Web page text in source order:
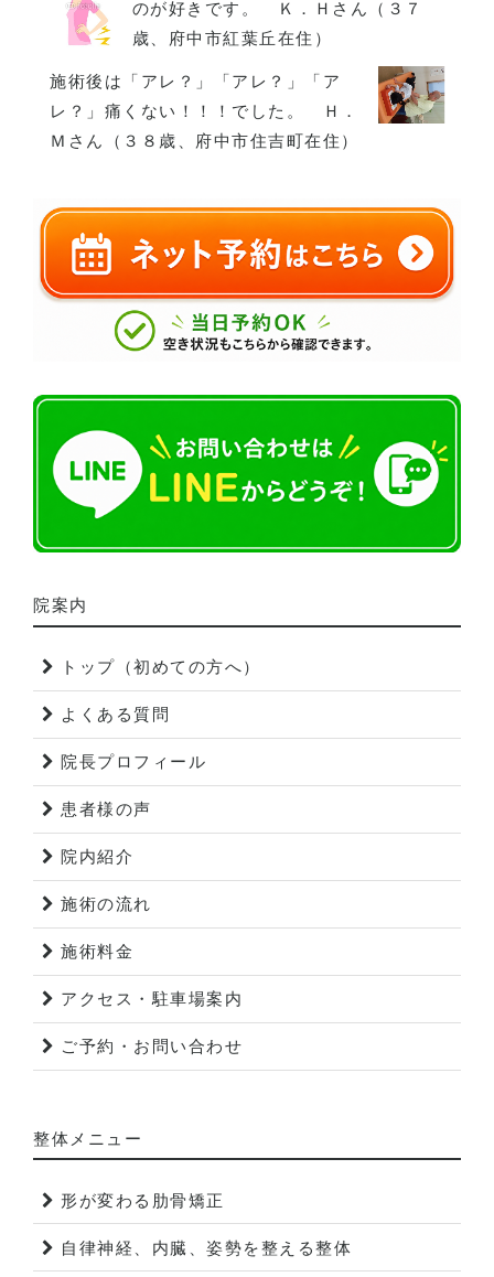
のが好きです。 Ｋ．Ｈさん（３７
歳、府中市紅葉丘在住）
施術後は「アレ？」「アレ？」「ア
レ？」痛くない！！！でした。 Ｈ．
Ｍさん（３８歳、府中市住吉町在住）
院案内
トップ（初めての方へ）
よくある質問
院長プロフィール
患者様の声
院内紹介
施術の流れ
施術料金
アクセス・駐車場案内
ご予約・お問い合わせ
整体メニュー
形が変わる肋骨矯正
自律神経、内臓、姿勢を整える整体